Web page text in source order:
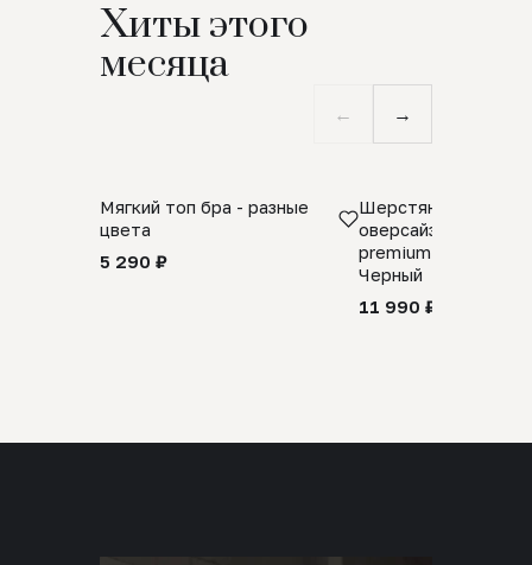
Хиты этого
месяца
← →
Мягкий топ бра - разные
цвета
5 290 ₽
Шерстяной свитер
оверсайз 100%
premium merino
Черный
11 990 ₽